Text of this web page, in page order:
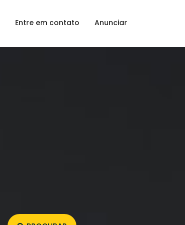
Entre em contato Anunciar